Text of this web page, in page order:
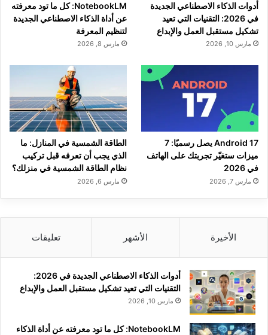
أدوات الذكاء الاصطناعي الجديدة
في 2026: التقنيات التي تعيد
تشكيل مستقبل العمل والإبداع
مارس 10, 2026
NotebookLM: كل ما تود معرفته
عن أداة الذكاء الاصطناعي الجديدة
لتنظيم المعرفة
مارس 8, 2026
Android 17 يصل رسميًا: 7
ميزات ستغيّر تجربتك على الهاتف
في 2026
مارس 7, 2026
الطاقة الشمسية في المنازل: ما
الذي يجب أن تعرفه قبل تركيب
نظام الطاقة الشمسية في منزلك؟
مارس 6, 2026
الأخيرة الأشهر تعليقات
أدوات الذكاء الاصطناعي الجديدة في 2026:
التقنيات التي تعيد تشكيل مستقبل العمل والإبداع
مارس 10, 2026
NotebookLM: كل ما تود معرفته عن أداة الذكاء